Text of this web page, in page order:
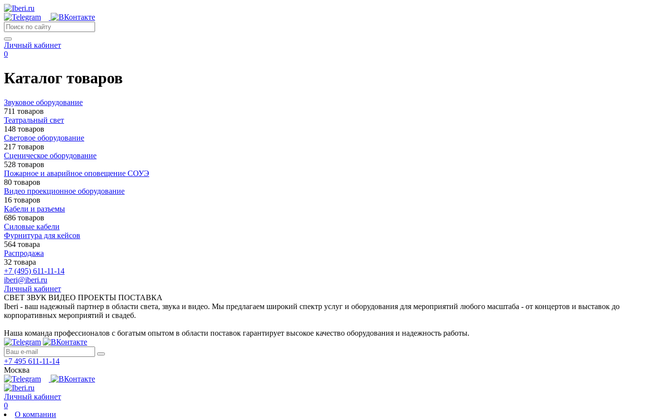
Личный кабинет
0
Каталог товаров
Звуковое оборудование
711 товаров
Театральный свет
148 товаров
Световое оборудование
217 товаров
Сценическое оборудование
528 товаров
Пожарное и аварийное оповещение СОУЭ
80 товаров
Видео проекционное оборудование
16 товаров
Кабели и разъемы
686 товаров
Силовые кабели
Фурнитура для кейсов
564 товара
Распродажа
32 товара
+7 (495) 611-11-14
iberi@iberi.ru
Личный кабинет
СВЕТ ЗВУК ВИДЕО ПРОЕКТЫ ПОСТАВКА
Iberi - ваш надежный партнер в области света, звука и видео. Мы предлагаем широкий спектр услуг и оборудования для мероприятий любого масштаба - от концертов и выставок до
корпоративных мероприятий и свадеб.
Наша команда профессионалов с богатым опытом в области поставок гарантирует высокое качество оборудования и надежность работы.
+7 495 611-11-14
Москва
Личный кабинет
0
О компании